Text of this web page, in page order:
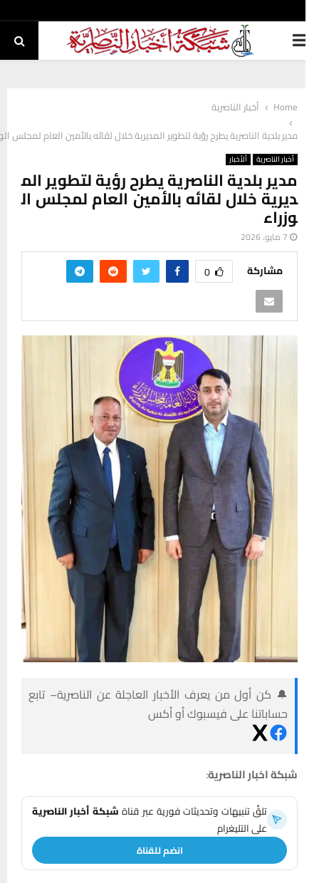
Home
أخبار الناصرية
مدير بلدية الناصرية يطرح رؤية لتطوير المديرية خلال لقائه بالأمين العام لمجلس الوزراء
أخبار الناصرية ألأخبار
مدير بلدية الناصرية يطرح رؤية لتطوير الم
ديرية خلال لقائه بالأمين العام لمجلس ال
وزراء
7 مايو، 2026
مشاركة 0
🔔 كن أول من يعرف الأخبار العاجلة عن الناصرية– تابع
حساباتنا على فيسبوك أو أكس
شبكةاخبارالناصرية:
تلقَّ تنبيهات وتحديثات فورية عبر قناةشبكة أخبار الناصرية
على التليغرام
انضم للقناة